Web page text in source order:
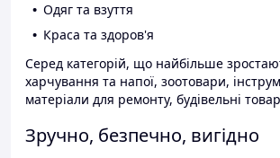
Одяг та взуття
Краса та здоров'я
Серед категорій, що найбільше
харчування та напої, зоотовари,
матеріали для ремонту, будівельні
Зручно, безпечно, вигідно